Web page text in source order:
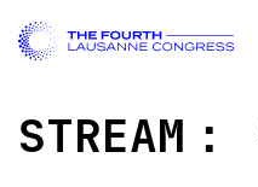
STREAM：